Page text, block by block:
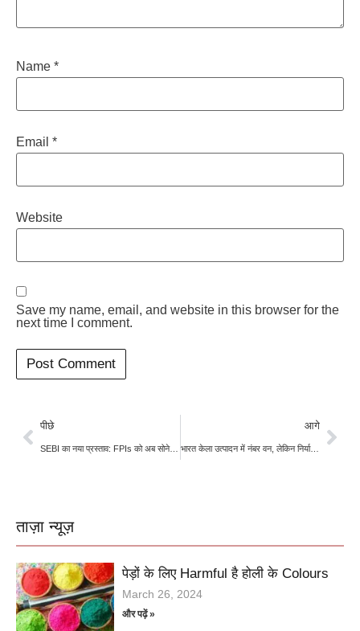
Name *
Email *
Website
Save my name, email, and website in this browser for the
next time I comment.
पीछे
SEBI का नया प्रस्ताव: FPIs को अब सोने-चाँदी में निवेश की मिलेगी छूट, बाजार में बढ़ेगी हलचल
आगे
भारत केला उत्पादन में नंबर वन, लेकिन निर्यात सिर्फ 1% – क्यों?
ताज़ा न्यूज़
पेड़ों के लिए Harmful है होली के Colours
March 26, 2024
और पढ़ें »